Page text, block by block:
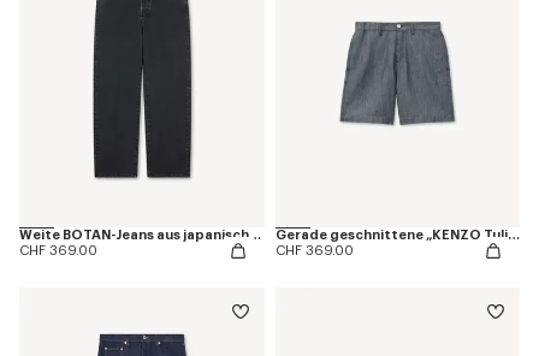
Weite BOTAN-Jeans aus japanischem Denim
CHF 369.00
Gerade geschnittene „KENZO Tulip“-Shorts aus Baumwoll-Leinen
CHF 369.00